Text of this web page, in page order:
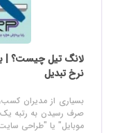
لانگ تیل چیست؟ |
نرخ تبدیل
بسیاری از مدیران
صرف رسیدن به رتبه یک
موبایل" یا "طراحی